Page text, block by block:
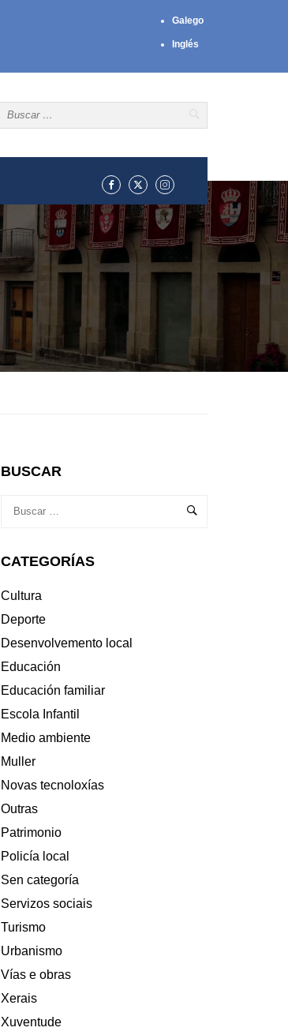
Galego
Inglés
BUSCAR
CATEGORÍAS
Cultura
Deporte
Desenvolvemento local
Educación
Educación familiar
Escola Infantil
Medio ambiente
Muller
Novas tecnoloxías
Outras
Patrimonio
Policía local
Sen categoría
Servizos sociais
Turismo
Urbanismo
Vías e obras
Xerais
Xuventude